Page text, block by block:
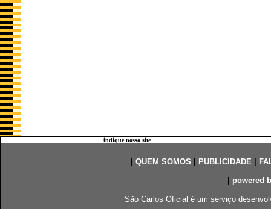
indique nosso site
QUEM SOMOS PUBLICIDADE|
powered
São Carlos Oficial é um serviço